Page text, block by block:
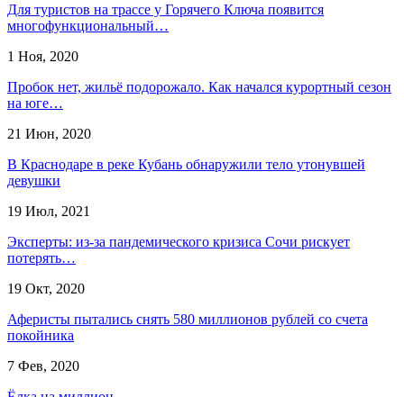
Для туристов на трассе у Горячего Ключа появится
многофункциональный…
1 Ноя, 2020
Пробок нет, жильё подорожало. Как начался курортный сезон
на юге…
21 Июн, 2020
В Краснодаре в реке Кубань обнаружили тело утонувшей
девушки
19 Июл, 2021
Эксперты: из-за пандемического кризиса Сочи рискует
потерять…
19 Окт, 2020
Аферисты пытались снять 580 миллионов рублей со счета
покойника
7 Фев, 2020